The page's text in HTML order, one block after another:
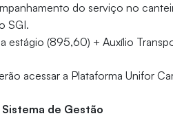
do serviço no
SGI.
estágio (895,60) + Auxílio
acessar a Plataforma Unifor
de Gestão